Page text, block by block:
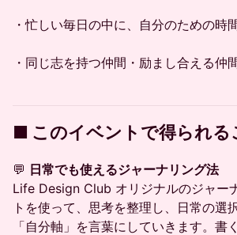
・忙しい毎日の中に、自分のための時
・同じ志を持つ仲間・励まし合える仲
■ このイベントで得られる
💬 日常でも使えるジャーナリング法
Life Design Club オリジナルのジャー
トを使って、思考を整理し、日常の選
「自分軸」を言葉にしていきます。書